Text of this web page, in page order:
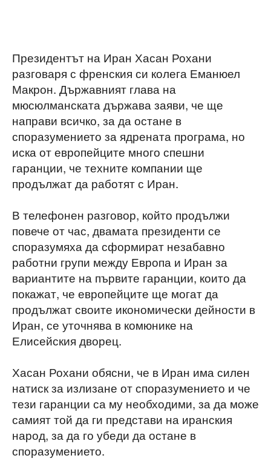
Президентът на Иран Хасан Рохани
разговаря с френския си колега Еманюел
Макрон. Държавният глава на
мюсюлманската държава заяви, че ще
направи всичко, за да остане в
споразумението за ядрената програма, но
иска от европейците много спешни
гаранции, че техните компании ще
продължат да работят с Иран.
В телефонен разговор, който продължи
повече от час, двамата президенти се
споразумяха да сформират незабавно
работни групи между Европа и Иран за
вариантите на първите гаранции, които да
покажат, че европейците ще могат да
продължат своите икономически дейности в
Иран, се уточнява в комюнике на
Елисейския дворец.
Хасан Рохани обясни, че в Иран има силен
натиск за излизане от споразумението и че
тези гаранции са му необходими, за да може
самият той да ги представи на иранския
народ, за да го убеди да остане в
споразумението.